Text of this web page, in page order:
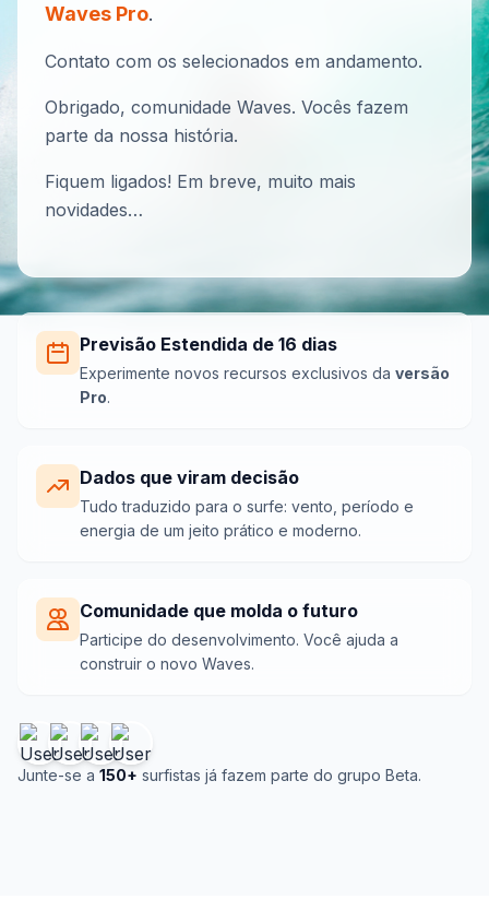
Waves Pro.
Contato com os selecionados em andamento.
Obrigado, comunidade Waves. Vocês fazem
parte da nossa história.
Fiquem ligados! Em breve, muito mais
novidades…
Previsão Estendida de 16 dias
Experimente novos recursos exclusivos da versão
Pro.
Dados que viram decisão
Tudo traduzido para o surfe: vento, período e
energia de um jeito prático e moderno.
Comunidade que molda o futuro
Participe do desenvolvimento. Você ajuda a
construir o novo Waves.
Junte-se a 150+ surfistas já fazem parte do grupo Beta.